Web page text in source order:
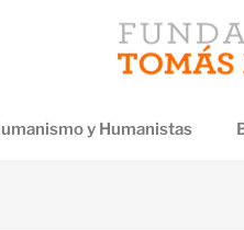
y Humanistas